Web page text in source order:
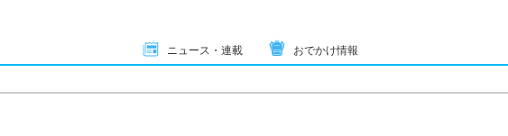
ニュース・連載 おでかけ情報